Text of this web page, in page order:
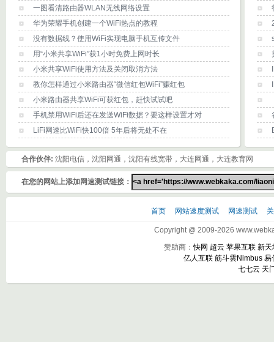
一图看清路由器WLAN无线网络设置
华为荣耀手机创建一个WiFi热点的教程
没有数据线？使用WiFi实现电脑手机互传文件
用“小米共享WiFi”获1小时免费上网时长
小米共享WiFi使用方法及关闭取消方法
教你怎样通过小米路由器“微信红包WiFi”赚红包
小米路由器共享WiFi可获红包，赶快试试吧
手机禁用WiFi后还在发送WiFi数据？要这样设置才对
LiFi网速比WiFi快100倍 5年后将无处不在
合作伙伴: 沈阳电信，沈阳网通，沈阳有线宽带，大连网通，大连教育网
在您的网站上添加网速测试链接：
首页 网站速度测试 网速测试
Copyright @ 2009-2026
赞助商：快网 超云 苹果互联 新天
亿人互联 筋斗雲Nimbus 易
七七云 天